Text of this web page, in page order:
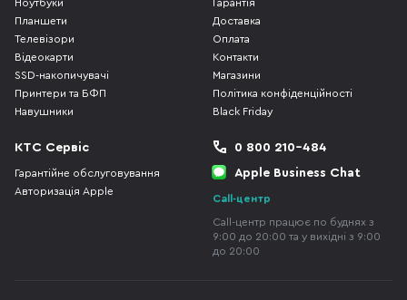
Ноутбуки
Планшети
Телевізори
Відеокарти
SSD-накопичувачі
Принтери та БФП
Навушники
Гарантія
Доставка
Оплата
Контакти
Магазини
Політика конфіденційності
Black Friday
КТС Сервіс
Гарантійне обслуговування
Авторизація Apple
0 800 210-484
Apple Business Chat
Call-центр
Call-центр працює по буднях з
9:00 до 20:00 та у вихідні з 9:00
до 20:00